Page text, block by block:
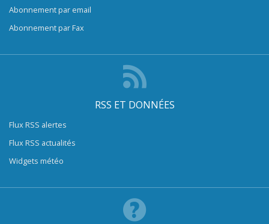
Abonnement par email
Abonnement par Fax
RSS ET DONNÉES
Flux RSS alertes
Flux RSS actualités
Widgets météo